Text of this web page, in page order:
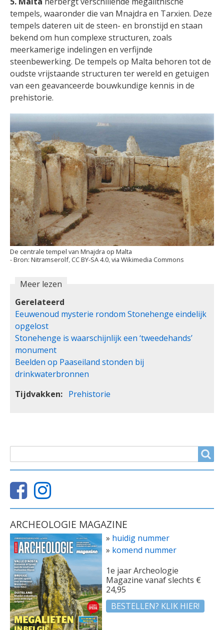
tempels, waaronder die van Mnajdra en Tarxien. Deze
tempels dateren uit de steen- en bronstijd en staan
bekend om hun complexe structuren, zoals
meerkamerige indelingen en verfijnde
steenbewerking. De tempels op Malta behoren tot de
oudste vrijstaande structuren ter wereld en getuigen
van een geavanceerde bouwkundige kennis in de
prehistorie.
De centrale tempel van Mnajdra op Malta
Nitramserolf, CC BY-SA 4.0, via Wikimedia Commons
Meer lezen
Gerelateerd
Eeuwenoud mysterie rondom Stonehenge eindelijk
opgelost
Stonehenge is waarschijnlijk een ‘tweedehands’
monument
Beelden op Paaseiland stonden bij
drinkwaterbronnen
Tijdvakken
Prehistorie
ARCHEOLOGIE MAGAZINE
» huidig nummer
» komend nummer
1e jaar Archeologie
Magazine vanaf slechts €
24,95
BESTELLEN? KLIK HIER!